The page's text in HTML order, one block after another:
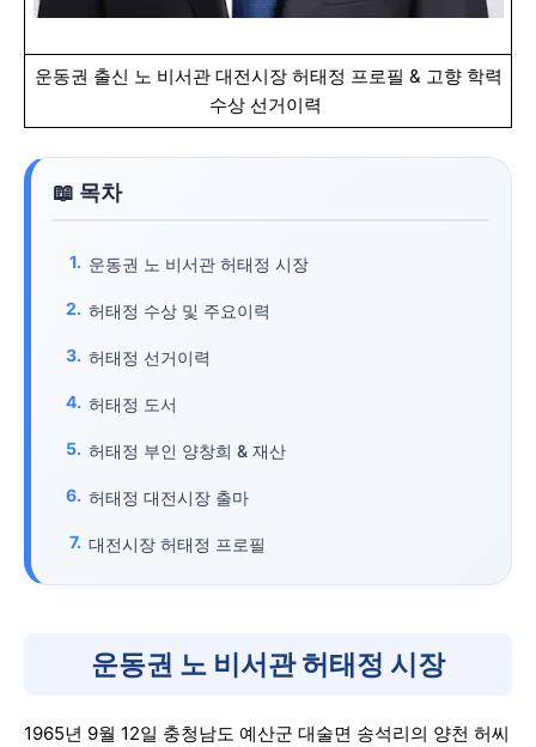
운동권 출신 노 비서관 대전시장 허태정 프로필 & 고향 학력
수상 선거이력
운동권 노 비서관 허태정 시장
허태정 수상 및 주요이력
허태정 선거이력
허태정 도서
허태정 부인 양창희 & 재산
허태정 대전시장 출마
대전시장 허태정 프로필
운동권 노 비서관 허태정 시장
1965년 9월 12일 충청남도 예산군 대술면 송석리의 양천 허씨